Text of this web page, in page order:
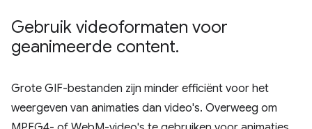
Gebruik videoformaten voor
geanimeerde content.
Grote GIF-bestanden zijn minder efficiënt voor het
weergeven van animaties dan video's. Overweeg om